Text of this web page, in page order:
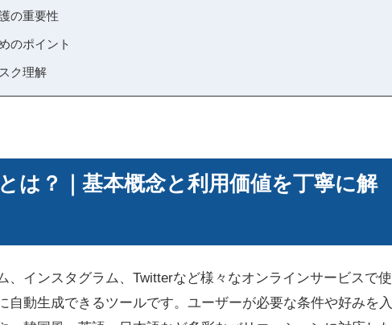
の重要性
のポイント
ク理解
は？｜基本概念と利用価値を丁寧に解
、インスタグラム、Twitterなど様々なオンラインサービスで使
自動生成できるツールです。ユーザーが必要な条件や好みを入